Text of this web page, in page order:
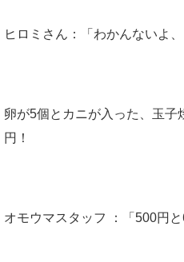
ヒロミさん：「わかんないよ、
卵が5個とカニが入った、玉
円！
オモウマスタッフ ：「500円